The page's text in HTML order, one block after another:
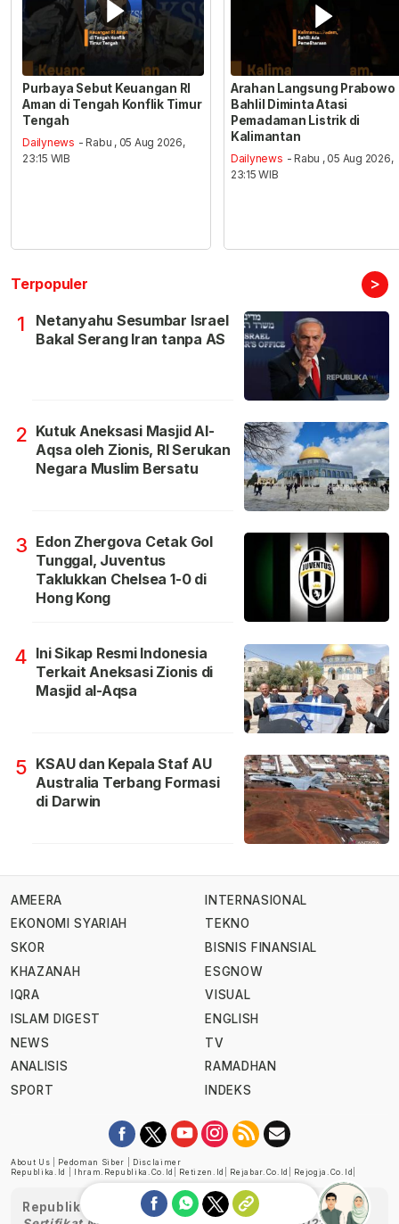
Purbaya Sebut Keuangan RI
Aman di Tengah Konflik Timur
Tengah
Dailynews - Rabu , 05 Aug 2026,
23:15 WIB
Arahan Langsung Prabowo
Bahlil Diminta Atasi
Pemadaman Listrik di
Kalimantan
Dailynews - Rabu , 05 Aug 2026,
23:15 WIB
Terpopuler >
1
Netanyahu Sesumbar Israel
Bakal Serang Iran tanpa AS
2 Kutuk Aneksasi Masjid Al-
Aqsa oleh Zionis, RI Serukan
Negara Muslim Bersatu
3 Edon Zhergova Cetak Gol
Tunggal, Juventus
Taklukkan Chelsea 1-0 di
Hong Kong
4 Ini Sikap Resmi Indonesia
Terkait Aneksasi Zionis di
Masjid al-Aqsa
5 KSAU dan Kepala Staf AU
Australia Terbang Formasi
di Darwin
AMEERA
EKONOMI SYARIAH
SKOR
KHAZANAH
IQRA
ISLAM DIGEST
NEWS
ANALISIS
SPORT
INTERNASIONAL
TEKNO
BISNIS FINANSIAL
ESGNOW
VISUAL
ENGLISH
TV
RAMADHAN
INDEKS
About Us Pedoman Siber
Disclaimer
Republika.id
Ihram.republika.co.id Retizen.id Rejabar.co.id Rejogja.co.id
Republika telah diverifikasi oleh Dewan Pers